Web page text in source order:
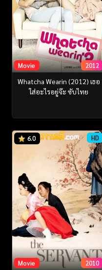
Movie 2012
Whatcha Wearin (2012) เธอ
ใส่อะไรอยู่จ๊ะ ซับไทย
6.0 HD
Movie 2010